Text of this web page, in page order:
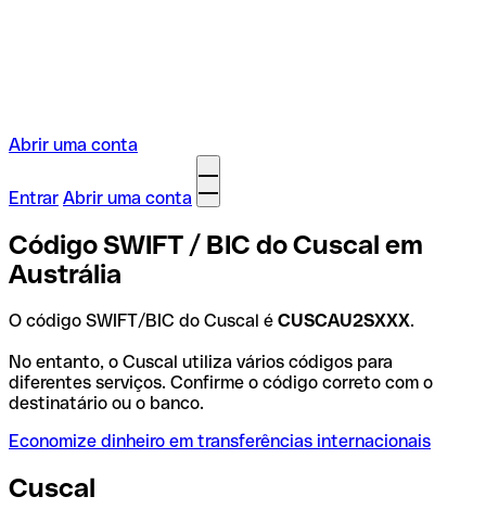
Abrir uma conta
Entrar Abrir uma conta
Código SWIFT / BIC do Cuscal em
Austrália
O código SWIFT/BIC do Cuscal é CUSCAU2SXXX.
No entanto, o Cuscal utiliza vários códigos para
diferentes serviços. Confirme o código correto com o
destinatário ou o banco.
Economize dinheiro em transferências internacionais
Cuscal